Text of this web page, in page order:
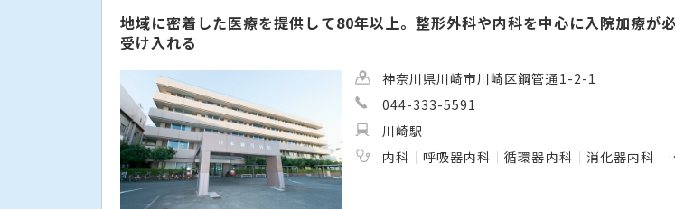
地域に密着した医療を提供して80年以上。整形外科や内科を中心に入院加療が
受け入れる
神奈川県川崎市川崎区鋼管通1-2-1
044-333-5591
川崎駅
内科
呼吸器内科 循環器内科 消化器内科